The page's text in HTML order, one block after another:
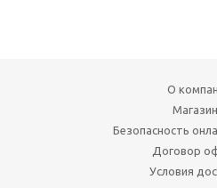
О
Безопасность
Договор
Условия